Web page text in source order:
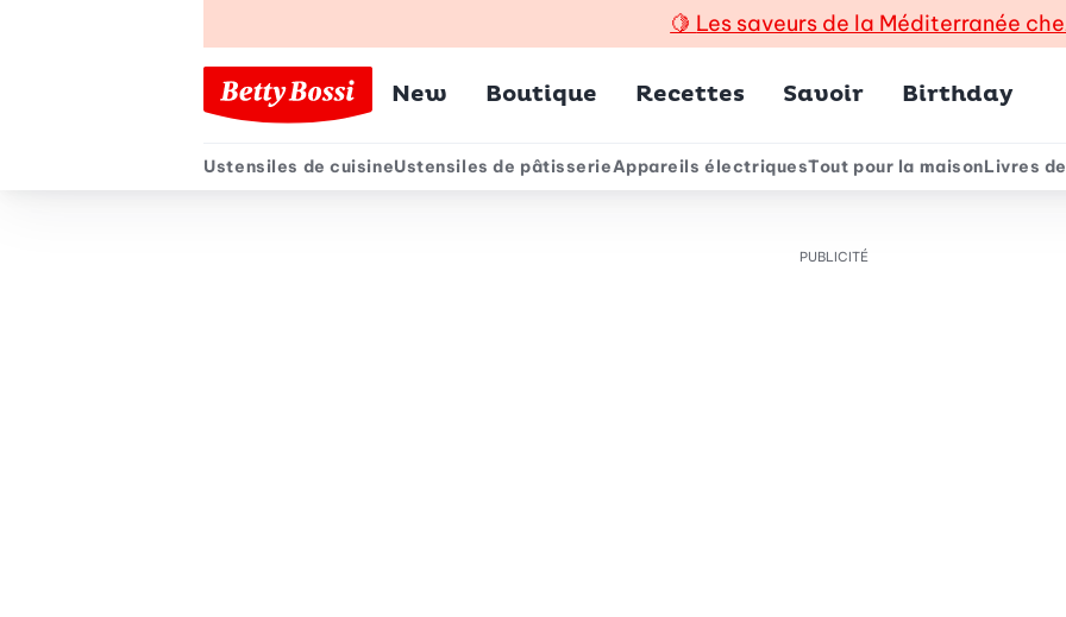
🍋 Les saveurs de la Méditerranée
Menu principal
New Boutique Recettes Savoir Birthday
Menu secondaire
Ustensiles de cuisineUstensiles de pâtisserieAppareils électriquesTout pour la maisonLivres
PUBLICITÉ